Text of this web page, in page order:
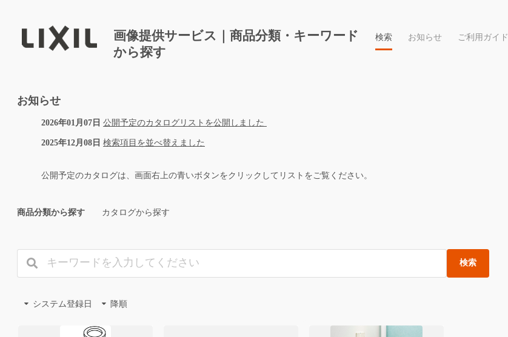
画像提供サービス｜商品分類・キーワード
から探す
検索 お知らせ ご利用ガイド
お知らせ
2026年01月07日 公開予定のカタログリストを公開しました
2025年12月08日 検索項目を並べ替えました
公開予定のカタログは、画面右上の青いボタンをクリックしてリストをご覧ください。
商品分類から探す カタログから探す
検索
システム登録日 降順